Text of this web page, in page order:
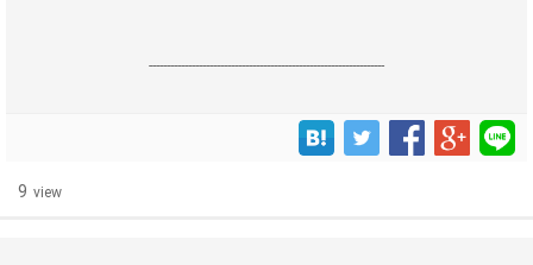
------------------------------------------------------------------
9 view